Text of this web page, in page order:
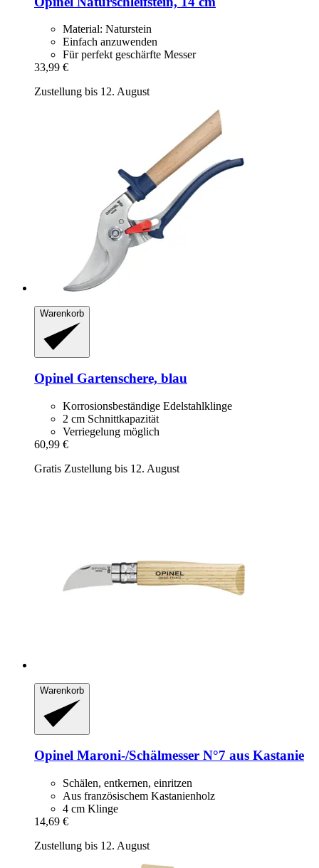
Material: Naturstein
Einfach anzuwenden
Für perfekt geschärfte Messer
33,99 €
Zustellung bis 12. August
Warenkorb
Opinel Gartenschere, blau
Korrosionsbeständige Edelstahlklinge
2 cm Schnittkapazität
Verriegelung möglich
60,99 €
Gratis Zustellung bis 12. August
Warenkorb
Opinel Maroni-​/Schälmesser N°7 aus Kastanie
Schälen, entkernen, einritzen
Aus französischem Kastanienholz
4 cm Klinge
14,69 €
Zustellung bis 12. August